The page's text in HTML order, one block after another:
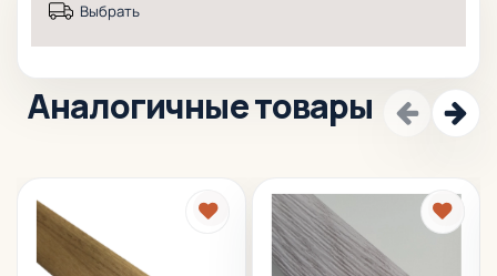
Выбрать
Аналогичные товары